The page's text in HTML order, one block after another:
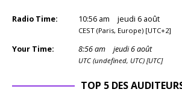
Radio Time: 10:56 am jeudi 6 août
CEST (Paris, Europe) [UTC+2]
Your Time: 8:56am jeudi 6 août
UTC (undefined, UTC) [UTC]
TOP 5 DES